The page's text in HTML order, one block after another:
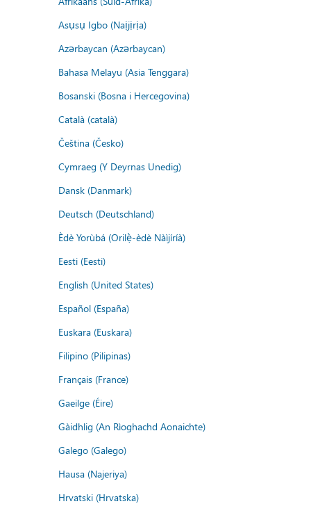
Asụsụ Igbo (Naịjịrịa)
Azərbaycan (Azərbaycan)
Bahasa Melayu (Asia Tenggara)
Bosanski (Bosna i Hercegovina)
Català (català)
Čeština (Česko)
Cymraeg (Y Deyrnas Unedig)
Dansk (Danmark)
Deutsch (Deutschland)
Èdè Yorùbá (Orilẹ̀-èdè Nàìjíríà)
Eesti (Eesti)
English (United States)
Español (España)
Euskara (Euskara)
Filipino (Pilipinas)
Français (France)
Gaeilge (Éire)
Gàidhlig (An Rìoghachd Aonaichte)
Galego (Galego)
Hausa (Najeriya)
Hrvatski (Hrvatska)